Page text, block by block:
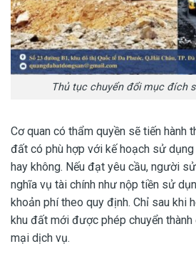
Thủ tục chuyển đổi mục đích
Cơ quan có thẩm quyền sẽ tiến hành
đất có phù hợp với kế hoạch sử
hay không. Nếu đạt yêu cầu, người
nghĩa vụ tài chính như nộp tiền sử
khoản phí theo quy định. Chỉ sau khi
khu đất mới được phép chuyển
mại dịch vụ.